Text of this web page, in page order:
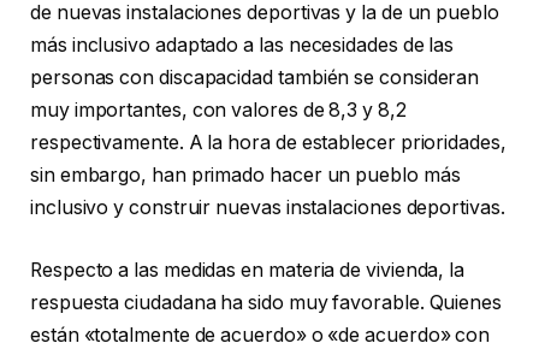
de nuevas instalaciones deportivas y la de un pueblo
más inclusivo adaptado a las necesidades de las
personas con discapacidad también se consideran
muy importantes, con valores de 8,3 y 8,2
respectivamente. A la hora de establecer prioridades,
sin embargo, han primado hacer un pueblo más
inclusivo y construir nuevas instalaciones deportivas.
Respecto a las medidas en materia de vivienda, la
respuesta ciudadana ha sido muy favorable. Quienes
están «totalmente de acuerdo» o «de acuerdo» con